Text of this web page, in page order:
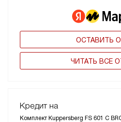
ОСТАВИТЬ
ЧИТАТЬ ВСЕ
Кредит на
Комплект Kuppersberg FS 601 C